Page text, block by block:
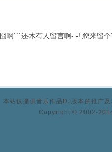
囧啊```还木有人留言啊- -! 您来留
本站仅提供音乐作品DJ版本的推广
Copyright © 2002-